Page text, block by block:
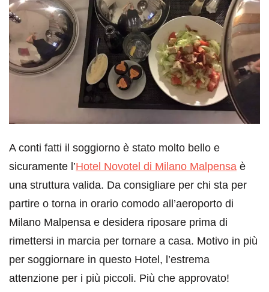
A conti fatti il soggiorno è stato molto bello e
sicuramente l’Hotel Novotel di Milano Malpensa è
una struttura valida. Da consigliare per chi sta per
partire o torna in orario comodo all’aeroporto di
Milano Malpensa e desidera riposare prima di
rimettersi in marcia per tornare a casa. Motivo in più
per soggiornare in questo Hotel, l’estrema
attenzione per i più piccoli. Più che approvato!